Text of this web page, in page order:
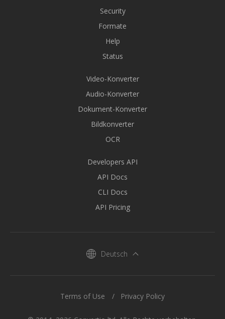
Security
Formate
Help
Status
Video-Konverter
Audio-Konverter
Dokument-Konverter
Bildkonverter
OCR
Developers API
API Docs
CLI Docs
API Pricing
Deutsch
Terms of Use Privacy Policy